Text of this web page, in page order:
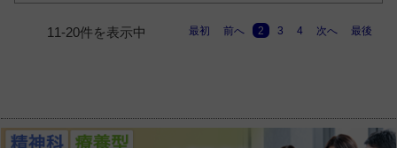
11-20件を表示中 最初 前へ 2 3 4 次へ 最後